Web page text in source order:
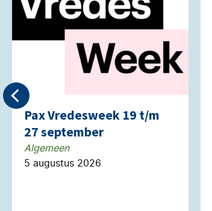
Pax Vredesweek 19 t/m
27 september
Algemeen
5 augustus 2026